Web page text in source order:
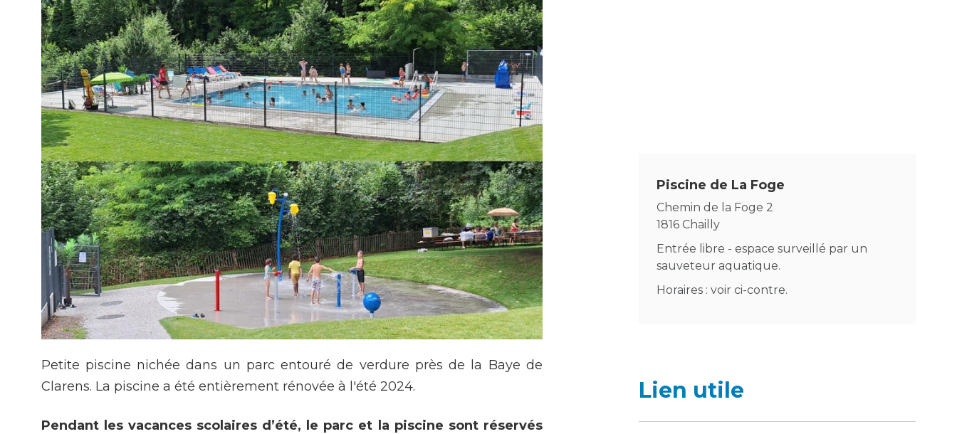
Achats
Construction et
travaux
Environnement Mobilité
Subventions, subsides, rabais
Petite piscine nichée dans un parc entouré de verdure près de la Baye de
Clarens. La piscine a été entièrement rénovée à l'été 2024.
Pendant les vacances scolaires d’été, le parc et la piscine sont réservés
Piscine de La Foge
Chemin de la Foge 2
1816 Chailly
Entrée libre - espace surveillé par un
sauveteur aquatique.
Horaires : voir ci-contre.
Lien utile